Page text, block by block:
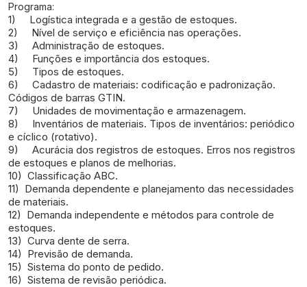
Programa:
1)
Logística integrada e a gestão de estoques.
2) Nível de serviço e eficiência nas operações.
3)
Administração de estoques.
4)
Funções e importância dos estoques.
5)
Tipos de estoques.
6)
Cadastro de materiais: codificação e padronização.
Códigos de barras GTIN.
7)
Unidades de movimentação e armazenagem.
8)
Inventários de materiais. Tipos de inventários: periódico
e cíclico (rotativo).
9)
Acurácia dos registros de estoques. Erros nos registros
de estoques e planos de melhorias.
10) Classificação ABC.
11) Demanda dependente e planejamento das necessidades
de materiais.
12) Demanda independente e métodos para controle de
estoques.
13) Curva dente de serra.
14) Previsão de demanda.
15) Sistema do ponto de pedido.
16) Sistema de revisão periódica.